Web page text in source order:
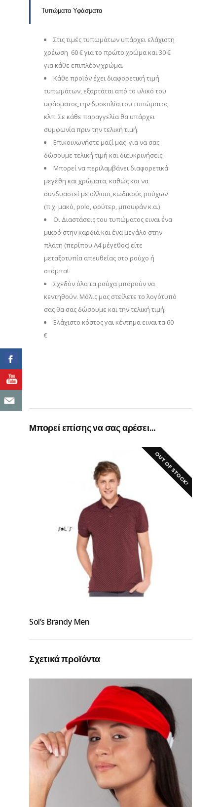
Τυπώματα Υφάσματα
Στις τιμές τυπωμάτων υπάρχει ελάχιστη
χρέωση 60 € για το πρώτο χρώμα και 30 €
για κάθε επιπλέον χρώμα.
Κάθε προϊόν έχει διαφορετική τιμή
τυπωμάτων, εξαρτάται από το υλικό του
υφάσματος,την δυσκολία του τυπώματος
κλπ. Σε κάθε παραγγελία θα υπάρχει
συμφωνία πριν την τελική τιμή.
Επικοινωνήστε μαζί μας για να σας
δώσουμε τελική τιμή και διευκρινήσεις.
Μπορεί να περιλαμβάνει διαφορετικά
μεγέθη και χρώματα, καθώς και να
συνδυαστεί με άλλους κωδικούς ρούχων
(π.χ. μακό, polo, φούτερ, μπουφάν κ.α.)
Οι Διαστάσεις του τυπώματος ειναι ένα
μικρό στην καρδιά και ένα μεγάλο στην
πλάτη (περίπου Α4 μέγεθος) είτε
μεταξοτυπία απευθείας στο ρούχο ή
στάμπα!
Σχεδόν όλα τα ρούχα μπορούν να
κεντηθούν. Μόλις μας στείλετε το λογότυπό
σας θα σας δώσουμε και την τελική τιμή!
Eλάχιστο κόστος γαι κέντημα ειναι τα 60
€
Μπορεί επίσης να σας αρέσει…
OUT OF STOCK!
Sol’s Brandy Men
Σχετικά προϊόντα